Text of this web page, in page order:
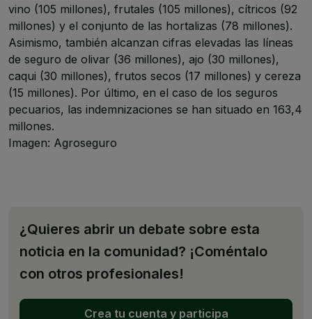
vino (105 millones), frutales (105 millones), cítricos (92
millones) y el conjunto de las hortalizas (78 millones).
Asimismo, también alcanzan cifras elevadas las líneas
de seguro de olivar (36 millones), ajo (30 millones),
caqui (30 millones), frutos secos (17 millones) y cereza
(15 millones). Por último, en el caso de los seguros
pecuarios, las indemnizaciones se han situado en 163,4
millones.
Imagen: Agroseguro
¿Quieres abrir un debate sobre esta
noticia en la comunidad? ¡Coméntalo
con otros profesionales!
Crea tu cuenta y participa